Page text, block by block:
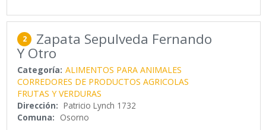
2 Zapata Sepulveda Fernando
Y Otro
Categoría: ALIMENTOS PARA ANIMALES
CORREDORES DE PRODUCTOS AGRICOLAS
FRUTAS Y VERDURAS
Dirección: Patricio Lynch 1732
Comuna: Osorno